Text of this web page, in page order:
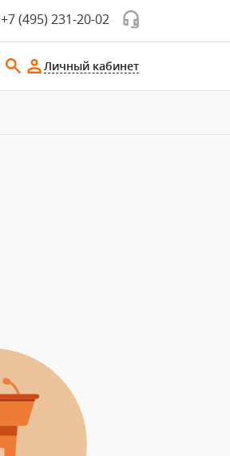
+7 (495) 231-20-02
Личный кабинет